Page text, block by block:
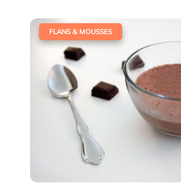
FLANS & MOUSSES